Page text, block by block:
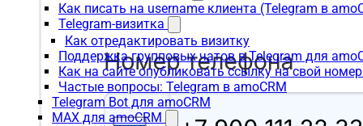
Как писать на username клиента (Telegram в
Telegram-визитка
Как отредактировать визитку
Поддержка групповых чатов в Telegram для
Как на сайте опубликовать ссылку на свой
Частые вопросы: Telegram в amoCRM
Telegram Bot для amoCRM
MAX для amoCRM